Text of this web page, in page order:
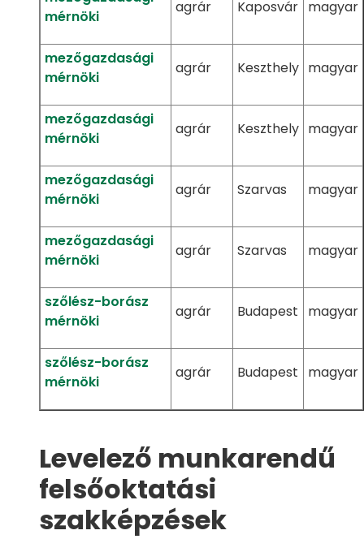
mérnöki
agrár Kaposvár magyar
mezőgazdasági
mérnöki
agrár Keszthely magyar
mezőgazdasági
mérnöki
agrár Keszthely magyar
mezőgazdasági
mérnöki
agrár Szarvas magyar
mezőgazdasági
mérnöki
agrár Szarvas magyar
szőlész-borász
mérnöki
agrár Budapest magyar
szőlész-borász
mérnöki
agrár Budapest magyar
Levelező munkarendű
felsőoktatási
szakképzések